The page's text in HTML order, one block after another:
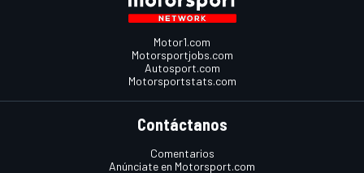
Motor1.com
Motorsportjobs.com
Autosport.com
Motorsportstats.com
Contáctanos
Comentarios
Anúnciate en Motorsport.com